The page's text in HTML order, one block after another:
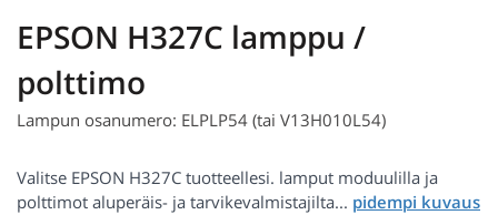
EPSON H327C lamppu /
polttimo
Lampun osanumero: ELPLP54 (tai V13H010L54)
Valitse EPSON H327C tuotteellesi. lamput moduulilla ja
polttimot aluperäis- ja tarvikevalmistajilta...